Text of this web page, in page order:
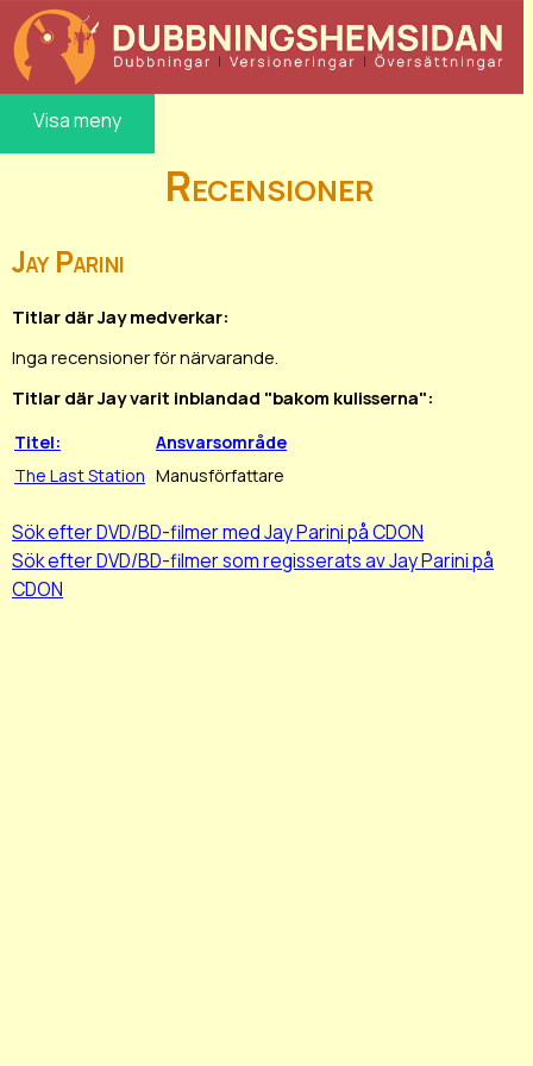
Visa meny
Recensioner
Jay Parini
Titlar där Jay medverkar:
Inga recensioner för närvarande.
Titlar där Jay varit inblandad "bakom kulisserna":
Titel:
Ansvarsområde
The Last Station Manusförfattare
Sök efter DVD/BD-filmer med Jay Parini på CDON
Sök efter DVD/BD-filmer som regisserats av Jay Parini på
CDON